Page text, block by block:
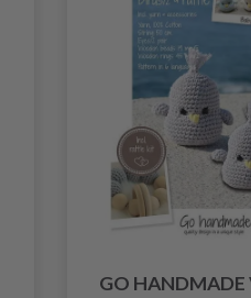
GO HANDMADE